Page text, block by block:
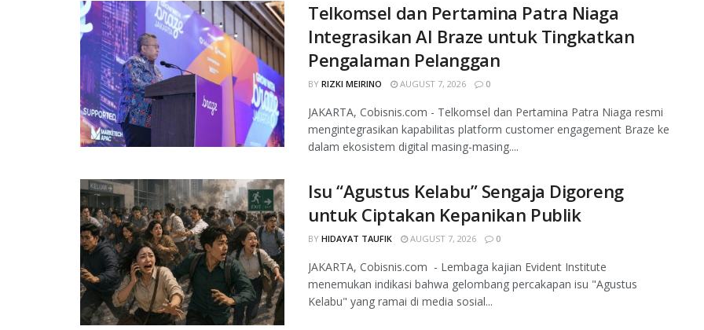
Telkomsel dan Pertamina Patra Niaga
Integrasikan AI Braze untuk Tingkatkan
Pengalaman Pelanggan
BY RIZKI MEIRINO AUGUST 7, 2026 0
JAKARTA, Cobisnis.com - Telkomsel dan Pertamina Patra Niaga resmi
mengintegrasikan kapabilitas platform customer engagement Braze ke
dalam ekosistem digital masing-masing....
Isu “Agustus Kelabu” Sengaja Digoreng
untuk Ciptakan Kepanikan Publik
BY HIDAYAT TAUFIK AUGUST 7, 2026 0
JAKARTA, Cobisnis.com - Lembaga kajian Evident Institute
menemukan indikasi bahwa gelombang percakapan isu "Agustus
Kelabu" yang ramai di media sosial...